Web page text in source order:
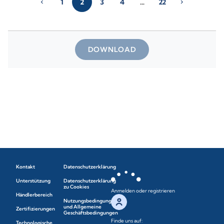
chevron_left 1 2 3 4 … 22 chevron_right
DOWNLOAD
Kontakt
Unterstützung
Händlerbereich
Zertifizierungen
Datenschutzerklärung
Datenschutzerklärung
zu Cookies
Nutzungsbedingungen
und Allgemeine
Geschäftsbedingungen
Anmelden oder registrieren
Finde uns auf: